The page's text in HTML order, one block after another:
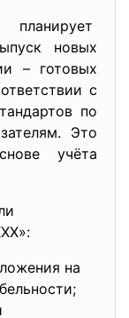
новых
– готовых
с
по
Это
учёта
на